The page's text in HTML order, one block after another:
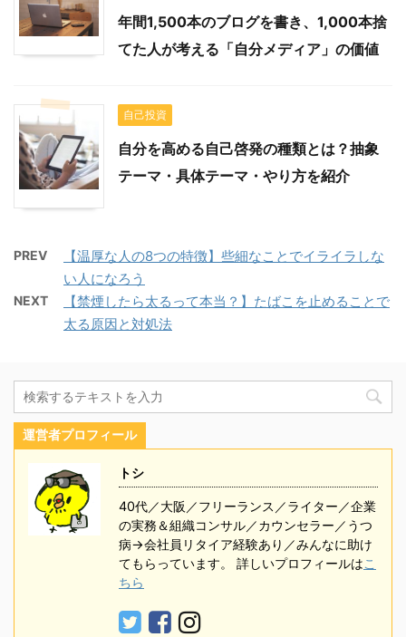
年間1,500本のブログを書き、1,000本捨
てた人が考える「自分メディア」の価値
自己投資
自分を高める自己啓発の種類とは？抽象
テーマ・具体テーマ・やり方を紹介
PREV
【温厚な人の8つの特徴】些細なことでイライラしな
い人になろう
NEXT
【禁煙したら太るって本当？】たばこを止めることで
太る原因と対処法
運営者プロフィール
トシ
40代／大阪／フリーランス／ライター／企業
の実務＆組織コンサル／カウンセラー／うつ
病→会社員リタイア経験あり／みんなに助け
てもらっています。 詳しいプロフィールはこ
ちら